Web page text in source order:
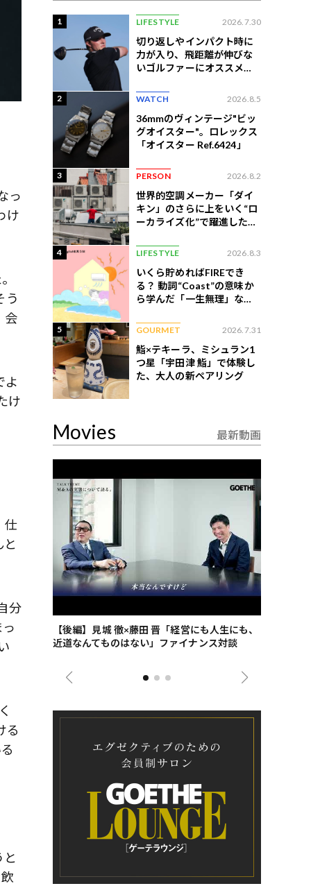
っ
け
う
会
よ
け
仕
分
る
1 LIFESTYLE 2026.7.30
切り返しやインパクト時に
力が入り、飛距離が伸びな
いゴルファーにオススメの
2 WATCH 2026.8.5
36mmのヴィンテージ"ビッ
グオイスター"。ロレックス
「オイスター Ref.6424」
3 PERSON 2026.8.2
世界的空調メーカー「ダイ
キン」のさらに上をいく“ロ
ーカライズ化”で躍進したイ
4 LIFESTYLE 2026.8.3
いくら貯めればFIREでき
る？ 動詞“Coast”の意味か
ら学んだ「一生無理」な切
5 GOURMET 2026.7.31
鮨×テキーラ、ミシュラン1
つ星「宇田津 鮨」で体験し
た、大人の新ペアリング
Movies 最新動画
た、海最
【後編】見城 徹×藤田 晋「経営にも人生にも、
近道なんてものはない」ファイナンス対談